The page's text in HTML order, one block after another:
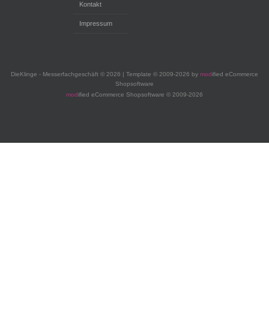
Kontakt
Impressum
DieKlinge - Messerfachgeschäft © 2026 | Template © 2009-2026 by modified eCommerce
Shopsoftware
modified eCommerce Shopsoftware © 2009-2026